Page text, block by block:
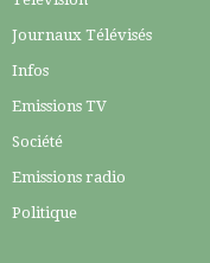
Journaux Télévisés
Infos
Emissions TV
Société
Emissions radio
Politique